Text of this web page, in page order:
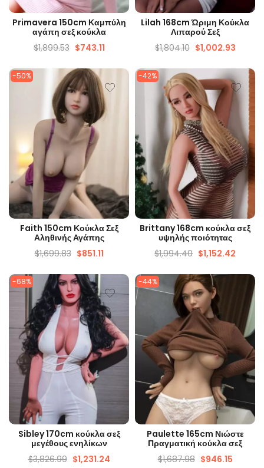
ΓΡΉΓΟΡΗ ΜΑΤΙΆ
Primavera 150cm Καμπύλη
αγάπη σεξ κούκλα
$1,899.53 $743.11
ΓΡΉΓΟΡΗ ΜΑΤΙΆ
Lilah 168cm Ώριμη Κούκλα
Λιπαρού Σεξ
$1,804.10 $1,002.93
-50%
ΓΡΉΓΟΡΗ ΜΑΤΙΆ
Faith 150cm Κούκλα Σεξ
Αληθινής Αγάπης
$1,699.83 $851.11
-42%
ΓΡΉΓΟΡΗ ΜΑΤΙΆ
Brittany 168cm κούκλα σεξ
υψηλής ποιότητας
$1,994.40 $1,152.42
-68%
ΓΡΉΓΟΡΗ ΜΑΤΙΆ
Sibley 170cm κούκλα σεξ
μεγέθους ενηλίκων
$3,826.99 $1,231.24
-44%
ΓΡΉΓΟΡΗ ΜΑΤΙΆ
Paulette 165cm Νιώστε
Πραγματική κούκλα σεξ
$1,687.98 $946.15